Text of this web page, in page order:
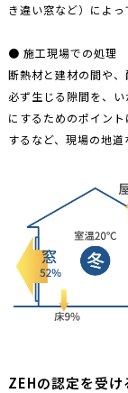
き違い窓など）によっ
● 施工現場での処理
断熱材と建材の間や
必ず生じる隙間を、
にするためのポイン
するなど、現場の地道
ZEHの認定を受け